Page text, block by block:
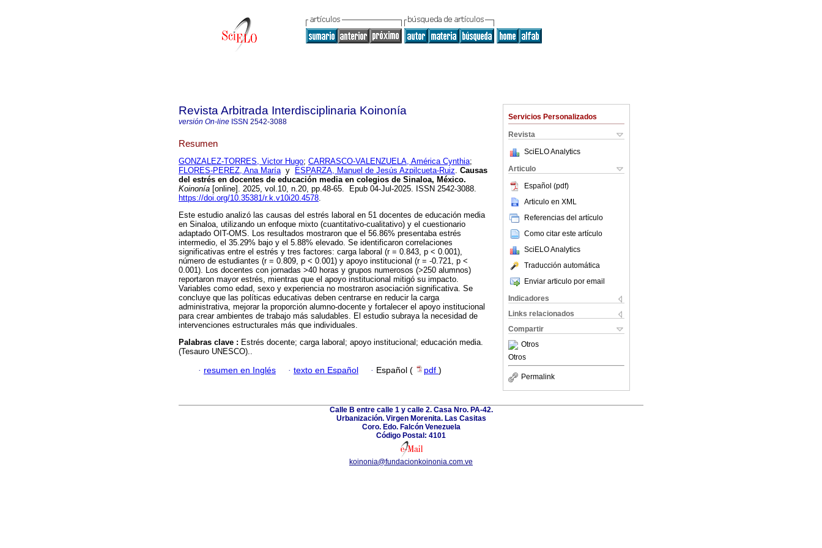
Servicios Personalizados
Revista
SciELO Analytics
Articulo
Español (pdf)
Articulo en XML
Referencias del artículo
Como citar este artículo
SciELO Analytics
Traducción automática
Enviar articulo por email
Indicadores
Links relacionados
Compartir
Otros
Otros
Permalink
Revista Arbitrada Interdisciplinaria Koinonía
versión On-line ISSN 2542-3088
Resumen
GONZALEZ-TORRES, Victor Hugo; CARRASCO-VALENZUELA, América Cynthia;
FLORES-PEREZ, Ana Maríay ESPARZA, Manuel de Jesús Azpilcueta-Ruiz. Causas
del estrés en docentes de educación media en colegios de Sinaloa, México.
Koinonía [online]. 2025, vol.10, n.20, pp.48-65. Epub 04-Jul-2025. ISSN 2542-3088.
https://doi.org/10.35381/r.k.v10i20.4578.
Este estudio analizó las causas del estrés laboral en 51 docentes de educación media
en Sinaloa, utilizando un enfoque mixto (cuantitativo-cualitativo) y el cuestionario
adaptado OIT-OMS. Los resultados mostraron que el 56.86% presentaba estrés
intermedio, el 35.29% bajo y el 5.88% elevado. Se identificaron correlaciones
significativas entre el estrés y tres factores: carga laboral (r = 0.843, p < 0.001),
número de estudiantes (r = 0.809, p < 0.001) y apoyo institucional (r = -0.721, p <
0.001). Los docentes con jornadas >40 horas y grupos numerosos (>250 alumnos)
reportaron mayor estrés, mientras que el apoyo institucional mitigó su impacto.
Variables como edad, sexo y experiencia no mostraron asociación significativa. Se
concluye que las políticas educativas deben centrarse en reducir la carga
administrativa, mejorar la proporción alumno-docente y fortalecer el apoyo institucional
para crear ambientes de trabajo más saludables. El estudio subraya la necesidad de
intervenciones estructurales más que individuales.
Palabras clave : Estrés docente; carga laboral; apoyo institucional; educación media.
(Tesauro UNESCO)..
· resumen en Inglés · texto en Español · Español ( pdf )
Calle B entre calle 1 y calle 2. Casa Nro. PA-42.
Urbanización. Virgen Morenita. Las Casitas
Coro. Edo. Falcón Venezuela
Código Postal: 4101
koinonia@fundacionkoinonia.com.ve